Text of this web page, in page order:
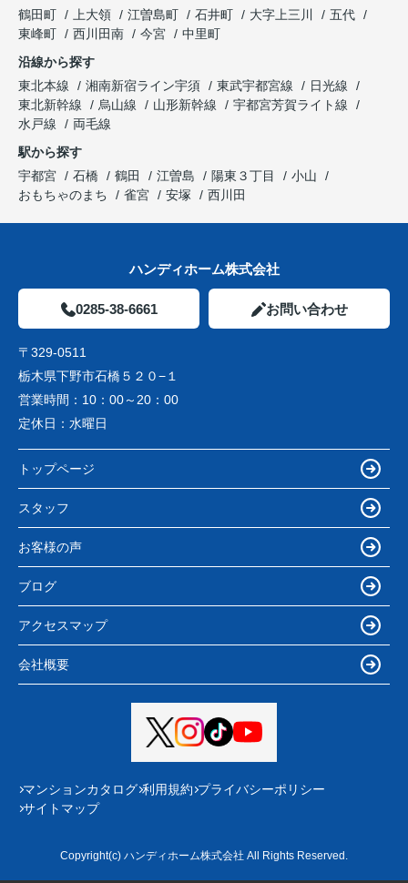
鶴田町
上大領 江曽島町 石井町 大字上三川
五代
東峰町
西川田南 今宮
中里町
沿線から探す
東北本線
湘南新宿ライン宇須 東武宇都宮線
日光線
東北新幹線
烏山線 山形新幹線
宇都宮芳賀ライト線
水戸線
両毛線
駅から探す
宇都宮
石橋 鶴田 江曽島 陽東３丁目
小山
おもちゃのまち
雀宮 安塚 西川田
ハンディホーム株式会社
0285-38-6661 お問い合わせ
〒329-0511
栃木県下野市石橋５２０−１
営業時間： 10：00～20：00
定休日： 水曜日
トップページ
スタッフ
お客様の声
ブログ
アクセスマップ
会社概要
マンションカタログ 利用規約 プライバシーポリシー
サイトマップ
Copyright(c) ハンディホーム株式会社 All Rights Reserved.